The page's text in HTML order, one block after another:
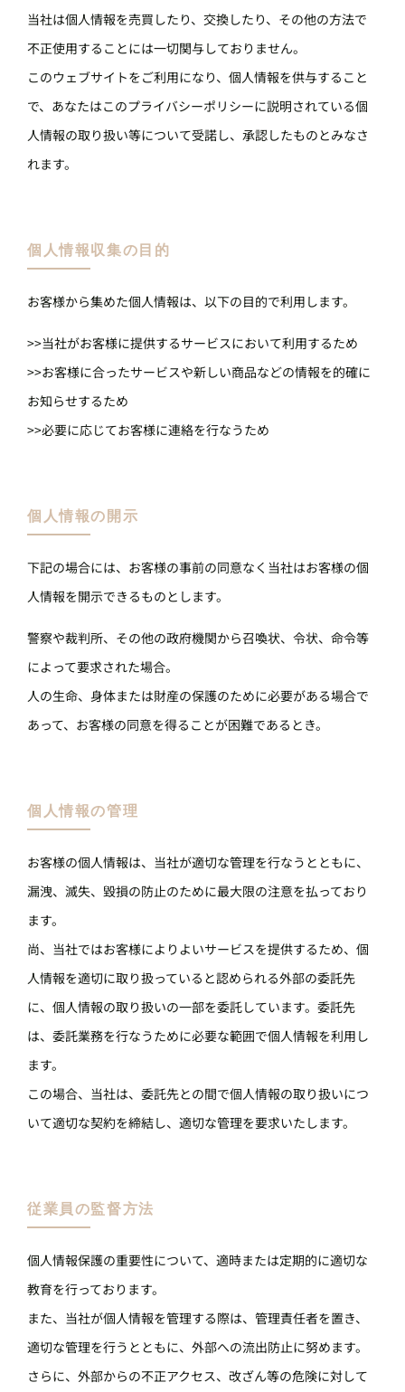
当社は個人情報を売買したり、交換したり、その他の方法で
不正使用することには一切関与しておりません。
このウェブサイトをご利用になり、個人情報を供与すること
で、あなたはこのプライバシーポリシーに説明されている個
人情報の取り扱い等について受諾し、承認したものとみなさ
れます。
個人情報収集の目的
お客様から集めた個人情報は、以下の目的で利用します。
>>当社がお客様に提供するサービスにおいて利用するため
>>お客様に合ったサービスや新しい商品などの情報を的確に
お知らせするため
>>必要に応じてお客様に連絡を行なうため
個人情報の開示
下記の場合には、お客様の事前の同意なく当社はお客様の個
人情報を開示できるものとします。
警察や裁判所、その他の政府機関から召喚状、令状、命令等
によって要求された場合。
人の生命、身体または財産の保護のために必要がある場合で
あって、お客様の同意を得ることが困難であるとき。
個人情報の管理
お客様の個人情報は、当社が適切な管理を行なうとともに、
漏洩、滅失、毀損の防止のために最大限の注意を払っており
ます。
尚、当社ではお客様によりよいサービスを提供するため、個
人情報を適切に取り扱っていると認められる外部の委託先
に、個人情報の取り扱いの一部を委託しています。委託先
は、委託業務を行なうために必要な範囲で個人情報を利用し
ます。
この場合、当社は、委託先との間で個人情報の取り扱いにつ
いて適切な契約を締結し、適切な管理を要求いたします。
従業員の監督方法
個人情報保護の重要性について、適時または定期的に適切な
教育を行っております。
また、当社が個人情報を管理する際は、管理責任者を置き、
適切な管理を行うとともに、外部への流出防止に努めます。
さらに、外部からの不正アクセス、改ざん等の危険に対して